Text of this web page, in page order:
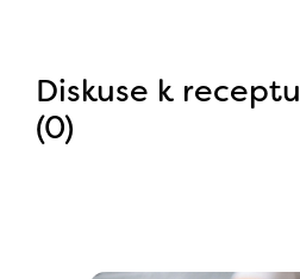
Diskuse k receptu
(0)